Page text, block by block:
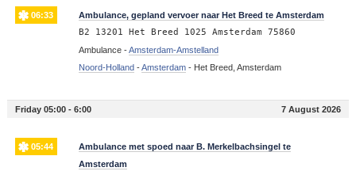
06:33 Ambulance, gepland vervoer naar Het Breed te Amsterdam
B2 13201 Het Breed 1025 Amsterdam 75860
Ambulance -Amsterdam-Amstelland
Noord-Holland -Amsterdam- Het Breed, Amsterdam
Friday 05:00 - 6:00 7 August 2026
05:44
Ambulance met spoed naar B. Merkelbachsingel te
Amsterdam